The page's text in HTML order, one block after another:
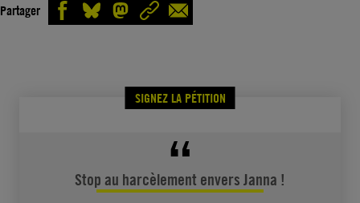
de 15 ans, n’aspire qu’à une enfance normale.
Mais elle vit à Nabi Saleh, en Cisjordanie
normale. Janna avait sept ans lorsque l’armée
de sa mère, elle a commencé à filmer les
à l’égard de sa communauté et à les diffuser
Partager
SIGNEZ LA PÉTITION
Stop au harcèlement envers Janna !